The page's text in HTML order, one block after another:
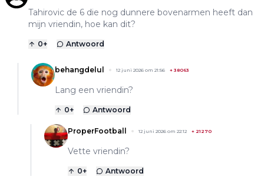
Tahirovic de 6 die nog dunnere bovenarmen heeft dan
mijn vriendin, hoe kan dit?
0+ Antwoord
behangdelul 12 juni 2026 om 21:56 + 38063
Lang een vriendin?
0+ Antwoord
ProperFootball 12 juni 2026 om 22:12 + 21270
Vette vriendin?
0+ Antwoord